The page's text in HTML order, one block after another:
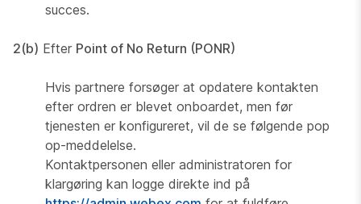
succes.
2(b) Efter Point of No Return (PONR)
Hvis partnere forsøger at opdatere kontakten
efter ordren er blevet onboardet, men før
tjenesten er konfigureret, vil de se følgende pop
op-meddelelse.
Kontaktpersonen eller administratoren for
klargøring kan logge direkte ind på